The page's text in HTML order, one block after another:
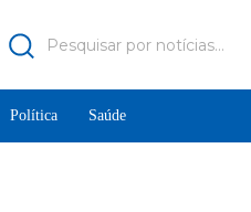
Pesquisar por notícias...
Política Saúde